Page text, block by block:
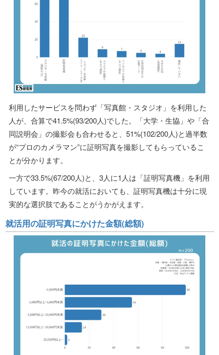
利用したサービスを問わず「写真館・スタジオ」を利用した
人が、合算で41.5%(93/200人)でした。「大学・生協」や「合
同説明会」の撮影会も合わせると、51%(102/200人)と過半数
が“プロのカメラマン”に証明写真を撮影してもらっているこ
とが分かります。
一方で33.5%(67/200人)と、3人に1人は「証明写真機」を利用
しています。昨今の就活においても、証明写真機は十分に現
実的な選択肢であることがうかがえます。
就活用の証明写真にかけた金額(総額)